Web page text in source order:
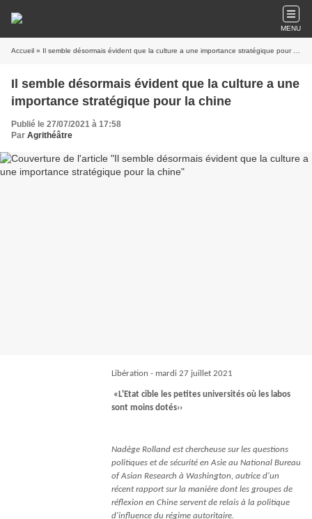
MENU
Accueil » Il semble désormais évident que la culture a une importance stratégique pour la chine
Il semble désormais évident que la culture a une
importance stratégique pour la chine
Publié le 27/07/2021 à 17:58
Par Agrithéâtre
Libération - mardi 27 juillet 2021
«L'Etat cible les petites universités où les labos
sont moins dotés››
Nadège Rolland est chercheuse sur les questions
politiques et de sécurité en Asie au National Bureau
of Asian Research à Washington, autrice d'un
récent rapport sur la manière dont les groupes de
réﬂexion en Chine servent de relais à la politique
d'inﬂuence du régime autoritaire.